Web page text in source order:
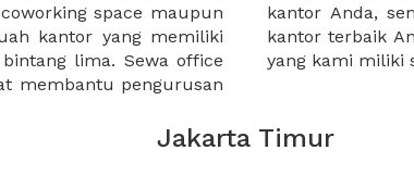
space maupun
kantor yang memiliki
lima. Sewa office
membantu pengurusan
mudah untuk sewa
murah karena harga
yang kami miliki
Jakarta Timur